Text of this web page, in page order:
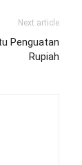
Next article
Penguatan
Rupiah